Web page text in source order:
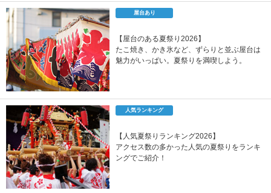
屋台あり
【屋台のある夏祭り2026】
たこ焼き、かき氷など、ずらりと並ぶ屋台は
魅力がいっぱい。夏祭りを満喫しよう。
人気ランキング
【人気夏祭りランキング2026】
アクセス数の多かった人気の夏祭りをランキ
ングでご紹介！